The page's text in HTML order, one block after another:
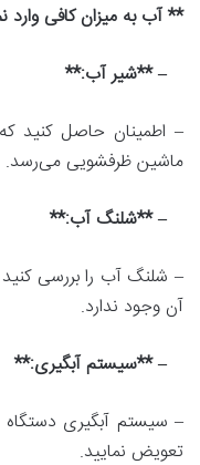
** آب به میزان کافی
– **شیر آب:**
– اطمینان حاصل کنید
ماشین ظرفشویی می‌رسد.
– **شلنگ آب:**
– شلنگ آب را بررسی
آن وجود ندارد.
– **سیستم آبگیری:**
– سیستم آبگیری دستگاه
تعویض نمایید.